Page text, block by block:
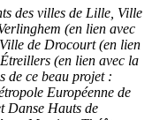
des villes de Lille, Ville
(en lien avec
de Drocourt (en lien
(en lien avec la
de ce beau projet :
Européenne de
Danse Hauts de